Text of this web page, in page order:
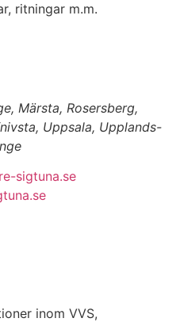
ritningar m.m.
Märsta, Rosersberg,
Uppsala, Upplands-
sigtuna.se
inom VVS,